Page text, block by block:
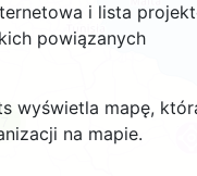
i lista
powiązanych
wyświetla mapę,
na mapie.
7